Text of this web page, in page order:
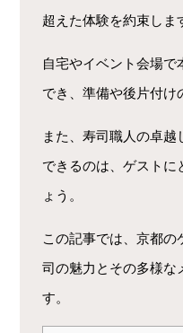
超えた体験を約束しま
自宅やイベント会場
でき、準備や後片付け
また、寿司職人の卓
できるのは、ゲストに
ょう。
この記事では、京都
司の魅力とその多様な
す。